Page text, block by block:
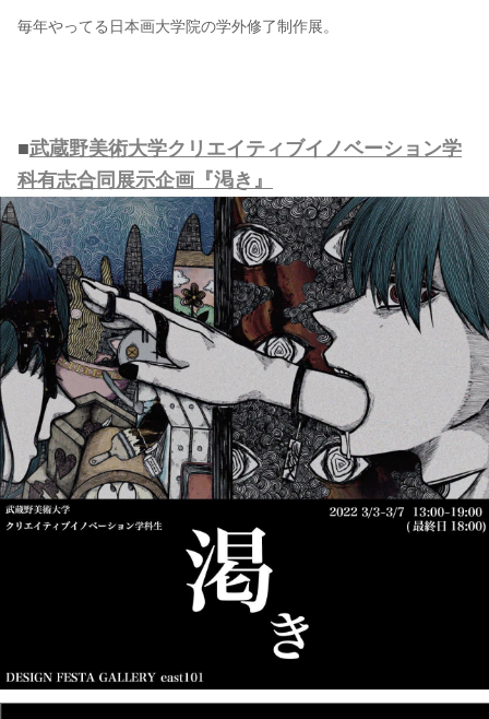
毎年やってる日本画大学院の学外修了制作展。
■武蔵野美術大学クリエイティブイノベーション学
科有志合同展示企画『渇き』